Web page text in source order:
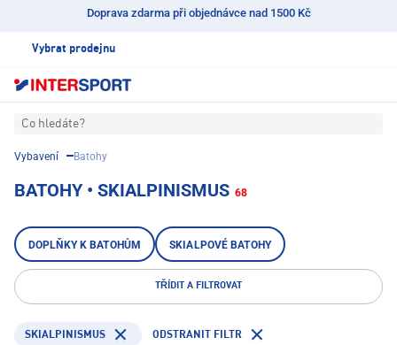
Doprava zdarma při objednávce nad 1500 Kč
Vybrat prodejnu
Co hledáte?
Vybavení Batohy
BATOHY • SKIALPINISMUS 68
DOPLŇKY K BATOHŮM SKIALPOVÉ BATOHY
TŘÍDIT A FILTROVAT
SKIALPINISMUS ODSTRANIT FILTR